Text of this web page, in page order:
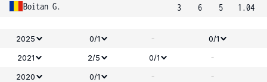
Boitan G.
3
6
5
1.04
2025 0/1 -
0/1
2021
2/5 0/1 -
2020
0/1 - -